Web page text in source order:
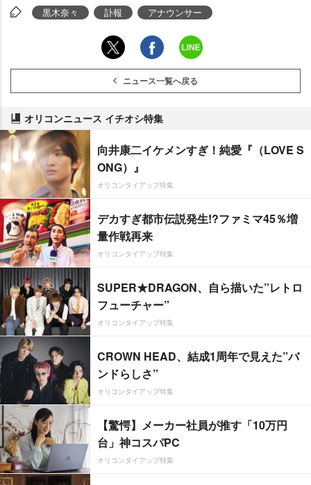
黒木奈々 訃報 アナウンサー
ニュース一覧へ戻る
オリコンニュース イチオシ特集
向井康二イケメンすぎ！純愛『（LOVE S
ONG）』
オリコンタイアップ特集
デカすぎ都市伝説発生!?ファミマ45％増
量作戦再来
オリコンタイアップ特集
SUPER★DRAGON、自ら描いた”レトロ
フューチャー”
オリコンタイアップ特集
CROWN HEAD、結成1周年で見えた”バ
ンドらしさ”
オリコンタイアップ特集
【驚愕】メーカー社員が推す「10万円
台」神コスパPC
オリコンタイアップ特集